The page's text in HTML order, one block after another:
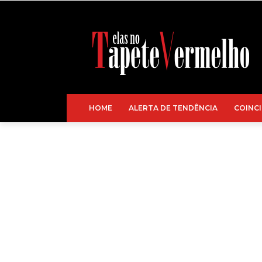
HOME ALERTA DE TENDÊNCIA